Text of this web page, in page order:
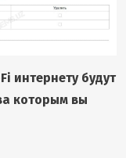
интернету будут
которым вы